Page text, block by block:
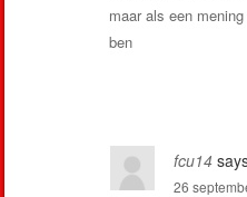
maar als een
ben
fcu14
26